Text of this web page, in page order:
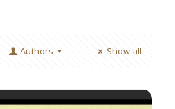
Authors Show all